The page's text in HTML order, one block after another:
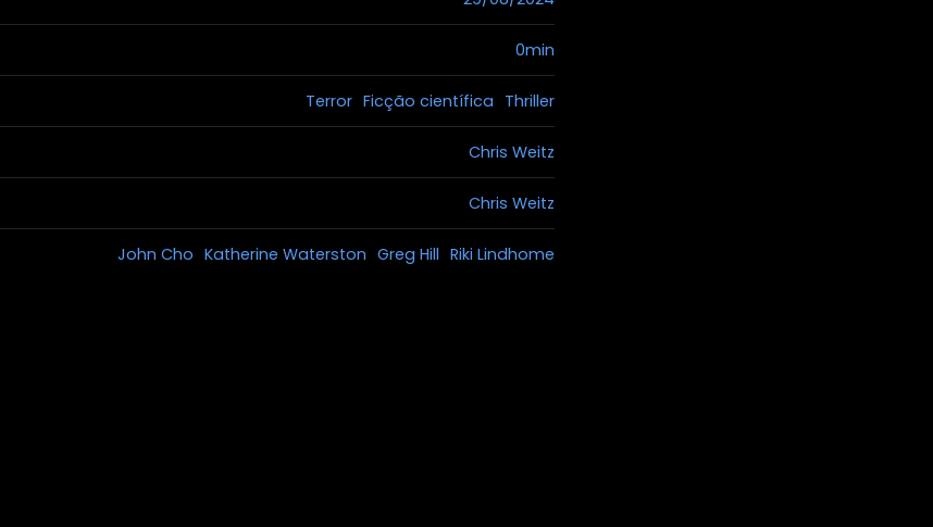
0min
Terror Ficção científica Thriller
Chris Weitz
Chris Weitz
John Cho Katherine Waterston Greg Hill Riki Lindhome